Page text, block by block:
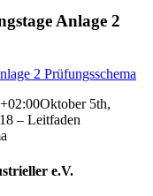
Anlage 2
2 Prüfungsschema
Oktober 5th,
– Leitfaden
e.V.